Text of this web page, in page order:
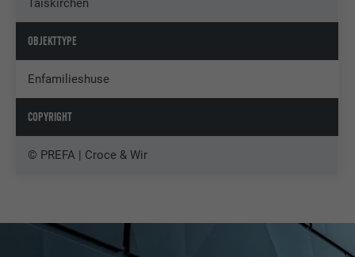
OBJEKTTYPE
Enfamilieshuse
COPYRIGHT
© PREFA | Croce & Wir